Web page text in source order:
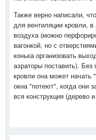
Также верно написали,
для вентиляции кровли, в
воздуха (можно
вагонкой, но с
конька организовать
аэраторы поставить).
кровли она может начать
окна "потеют", когда они
вся конструкция (дерево